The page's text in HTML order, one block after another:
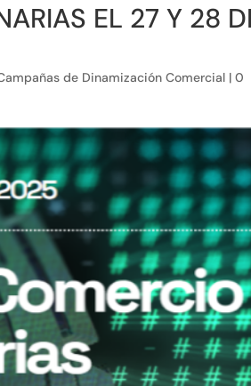
EL 27 Y 28
de Dinamización Comercial |0